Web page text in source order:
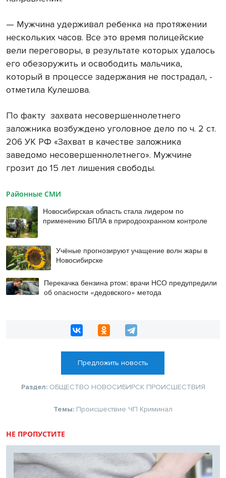
— Мужчина удерживал ребенка на протяжении
нескольких часов. Все это время полицейские
вели переговоры, в результате которых удалось
его обезоружить и освободить мальчика,
который в процессе задержания не пострадал, -
отметила Кулешова.
По факту захвата несовершеннолетнего
заложника возбуждено уголовное дело по ч. 2 ст.
206 УК РФ «Захват в качестве заложника
заведомо несовершеннолетнего». Мужчине
грозит до 15 лет лишения свободы.
Районные СМИ
Новосибирская область стала лидером по
применению БПЛА в природоохранном контроле
Учёные прогнозируют учащение волн жары в
Новосибирске
Перекачка бензина ртом: врачи НСО предупредили
об опасности «дедовского» метода
Предложить новость
Раздел: ОБЩЕСТВО НОВОСИБИРСК ПРОИСШЕСТВИЯ
Темы: Происшествие ЧП Криминал
НЕ ПРОПУСТИТЕ